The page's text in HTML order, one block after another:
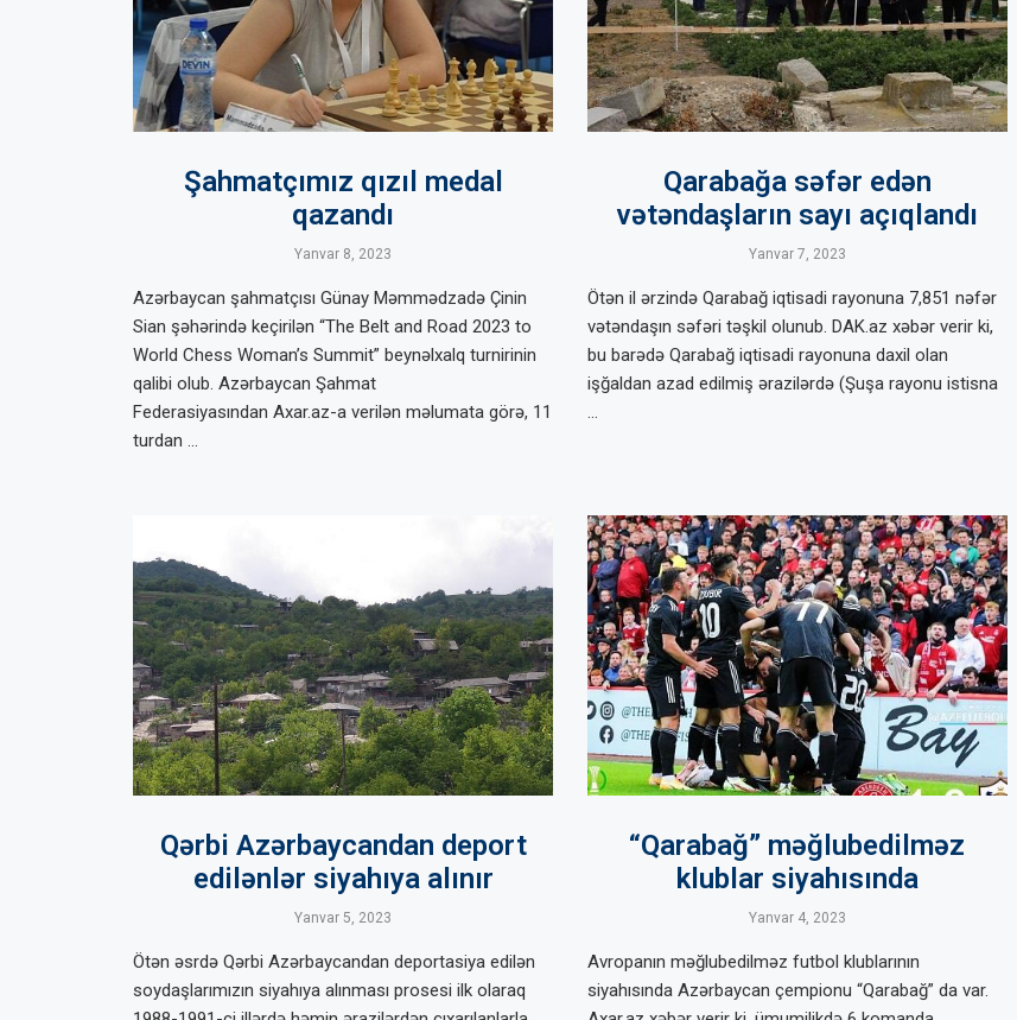
Şahmatçımız qızıl medal
qazandı
Yanvar 8, 2023
Azərbaycan şahmatçısı Günay Məmmədzadə Çinin
Sian şəhərində keçirilən “The Belt and Road 2023 to
World Chess Woman’s Summit” beynəlxalq turnirinin
qalibi olub. Azərbaycan Şahmat
Federasiyasından Axar.az-a verilən məlumata görə, 11
turdan …
Qarabağa səfər edən
vətəndaşların sayı açıqlandı
Yanvar 7, 2023
Ötən il ərzində Qarabağ iqtisadi rayonuna 7,851 nəfər
vətəndaşın səfəri təşkil olunub. DAK.az xəbər verir ki,
bu barədə Qarabağ iqtisadi rayonuna daxil olan
işğaldan azad edilmiş ərazilərdə (Şuşa rayonu istisna
Qərbi Azərbaycandan deport
edilənlər siyahıya alınır
Yanvar 5, 2023
Ötən əsrdə Qərbi Azərbaycandan deportasiya edilən
soydaşlarımızın siyahıya alınması prosesi ilk olaraq
“Qarabağ” məğlubedilməz
klublar siyahısında
Yanvar 4, 2023
Avropanın məğlubedilməz futbol klublarının
siyahısında Azərbaycan çempionu “Qarabağ” da var.